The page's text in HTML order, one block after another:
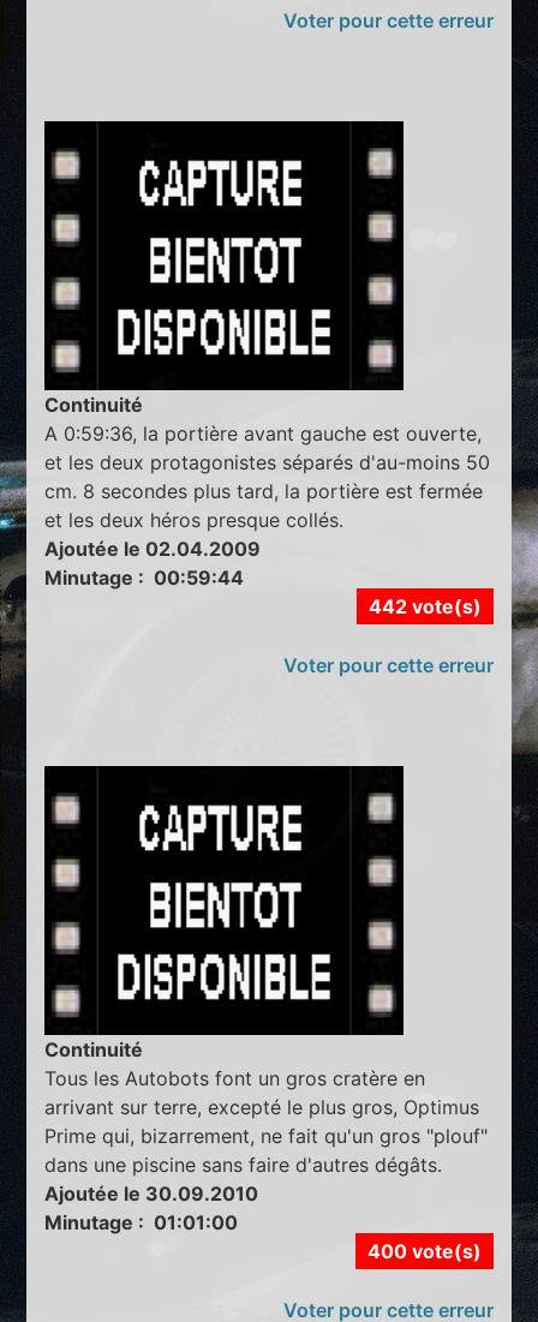
Voter pour cette erreur
Continuité
A 0:59:36, la portière avant gauche est ouverte,
et les deux protagonistes séparés d'au-moins 50
cm. 8 secondes plus tard, la portière est fermée
et les deux héros presque collés.
Ajoutée le 02.04.2009
Minutage : 00:59:44
442 vote(s)
Voter pour cette erreur
Continuité
Tous les Autobots font un gros cratère en
arrivant sur terre, excepté le plus gros, Optimus
Prime qui, bizarrement, ne fait qu'un gros "plouf"
dans une piscine sans faire d'autres dégâts.
Ajoutée le 30.09.2010
Minutage : 01:01:00
400 vote(s)
Voter pour cette erreur